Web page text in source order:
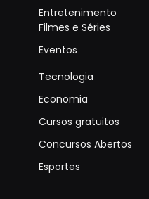
Entretenimento
Filmes e Séries
Eventos
Tecnologia
Economia
Cursos gratuitos
Concursos Abertos
Esportes